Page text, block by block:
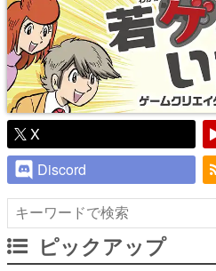
X
Discord
ピックアップ